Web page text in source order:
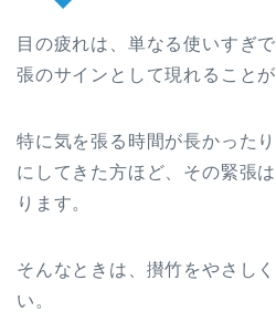
目の疲れは、単なる使いすぎ
張のサインとして現れることが
特に気を張る時間が長かった
にしてきた方ほど、その緊張
ります。
そんなときは、攅竹をやさし
い。